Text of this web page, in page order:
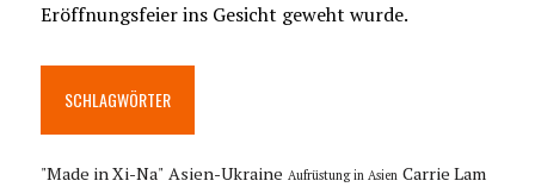
Eröffnungsfeier ins Gesicht geweht wurde.
SCHLAGWÖRTER
"Made in Xi-Na" Asien-Ukraine Aufrüstung in Asien Carrie Lam